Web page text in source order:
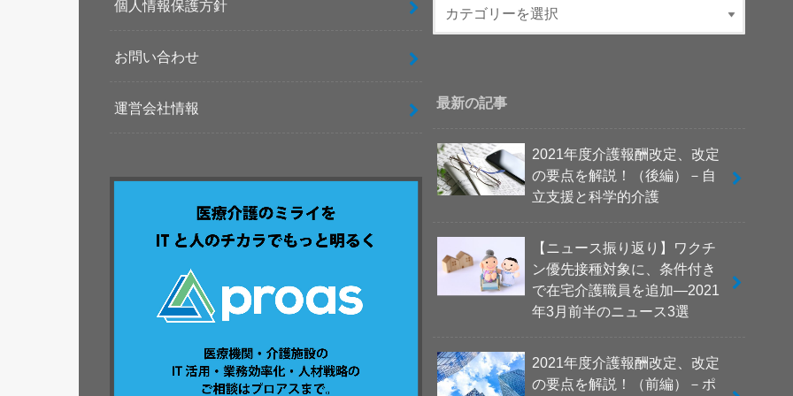
個人情報保護方針
お問い合わせ
運営会社情報 最新の記事
2021年度介護報酬改定、改定
の要点を解説！（後編）－自
立支援と科学的介護
【ニュース振り返り】ワクチ
ン優先接種対象に、条件付き
で在宅介護職員を追加―2021
年3月前半のニュース3選
2021年度介護報酬改定、改定
の要点を解説！（前編）－ポ